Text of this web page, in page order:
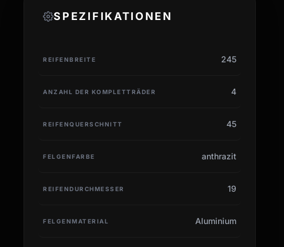
SPEZIFIKATIONEN
REIFENBREITE 245
ANZAHL DER KOMPLETTRÄDER 4
REIFENQUERSCHNITT 45
FELGENFARBE anthrazit
REIFENDURCHMESSER 19
FELGENMATERIAL Aluminium